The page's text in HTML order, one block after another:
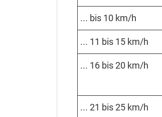
... bis 10 km/h
... 11 bis 15 km/h
... 16 bis 20 km/h
... 21 bis 25 km/h